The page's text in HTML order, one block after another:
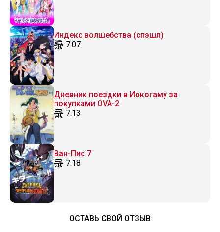
Индекс волшебства (спэшл)
7.07
Дневник поездки в Иокогаму за
покупками OVA-2
7.13
Ван-Пис 7
7.18
ОСТАВЬ СВОЙ ОТЗЫВ